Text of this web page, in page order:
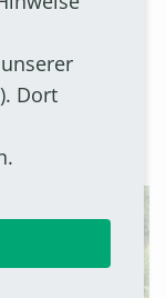
reinigen
Dort